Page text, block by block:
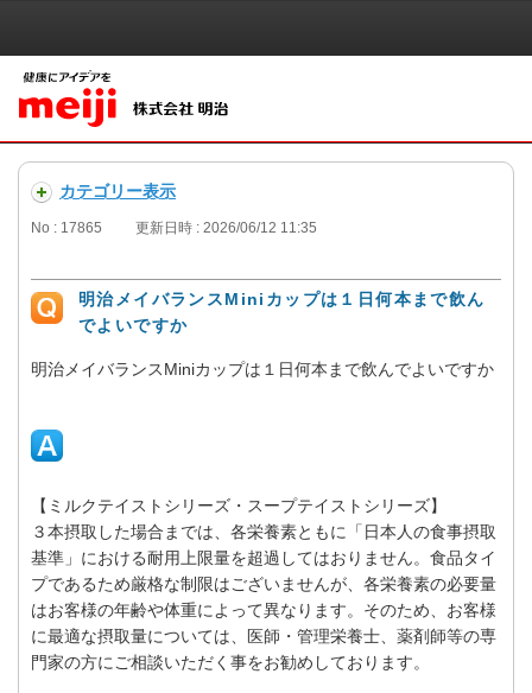
カテゴリー表示
No : 17865 更新日時 : 2026/06/12 11:35
明治メイバランスMiniカップは１日何本まで飲ん
でよいですか
明治メイバランスMiniカップは１日何本まで飲んでよいですか
【ミルクテイストシリーズ・スープテイストシリーズ】
３本摂取した場合までは、各栄養素ともに「日本人の食事摂取
基準」における耐用上限量を超過してはおりません。食品タイ
プであるため厳格な制限はございませんが、各栄養素の必要量
はお客様の年齢や体重によって異なります。そのため、お客様
に最適な摂取量については、医師・管理栄養士、薬剤師等の専
門家の方にご相談いただく事をお勧めしております。